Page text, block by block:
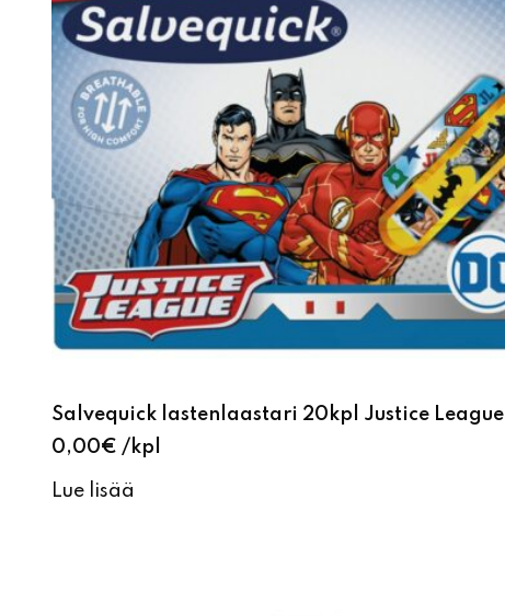
Salvequick lastenlaastari 20kpl Justice League
0,00€ kpl
Lue lisää